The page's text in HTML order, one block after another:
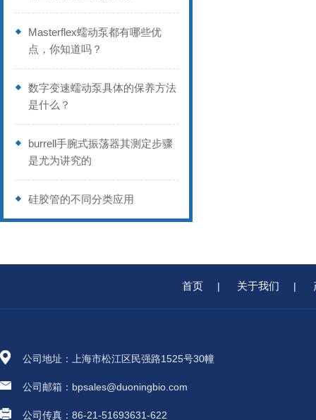
Masterflex蠕动泵都有哪些优
点，你知道吗？
数字变速蠕动泵具体的保养方法
是什么？
burrell手腕式振荡器其测定步骤
是尤为讲究的
硅胶管的不同分类应用
首页 | 关于我们 |
公司地址：上海市松江区民强路1525号30幢
公司邮箱：bpsales@duoningbio.com
公司传真：86-21-51693631-622